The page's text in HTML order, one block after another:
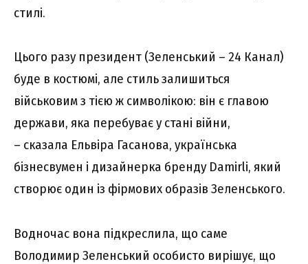
стилі.
Цього разу президент (Зеленський – 24 Канал)
буде в костюмі, але стиль залишиться
військовим з тією ж символікою: він є главою
держави, яка перебуває у стані війни,
– сказала Ельвіра Гасанова, українська
бізнесвумен і дизайнерка бренду Damirli, який
створює один із фірмових образів Зеленського.
Водночас вона підкреслила, що саме
Володимир Зеленський особисто вирішує, що